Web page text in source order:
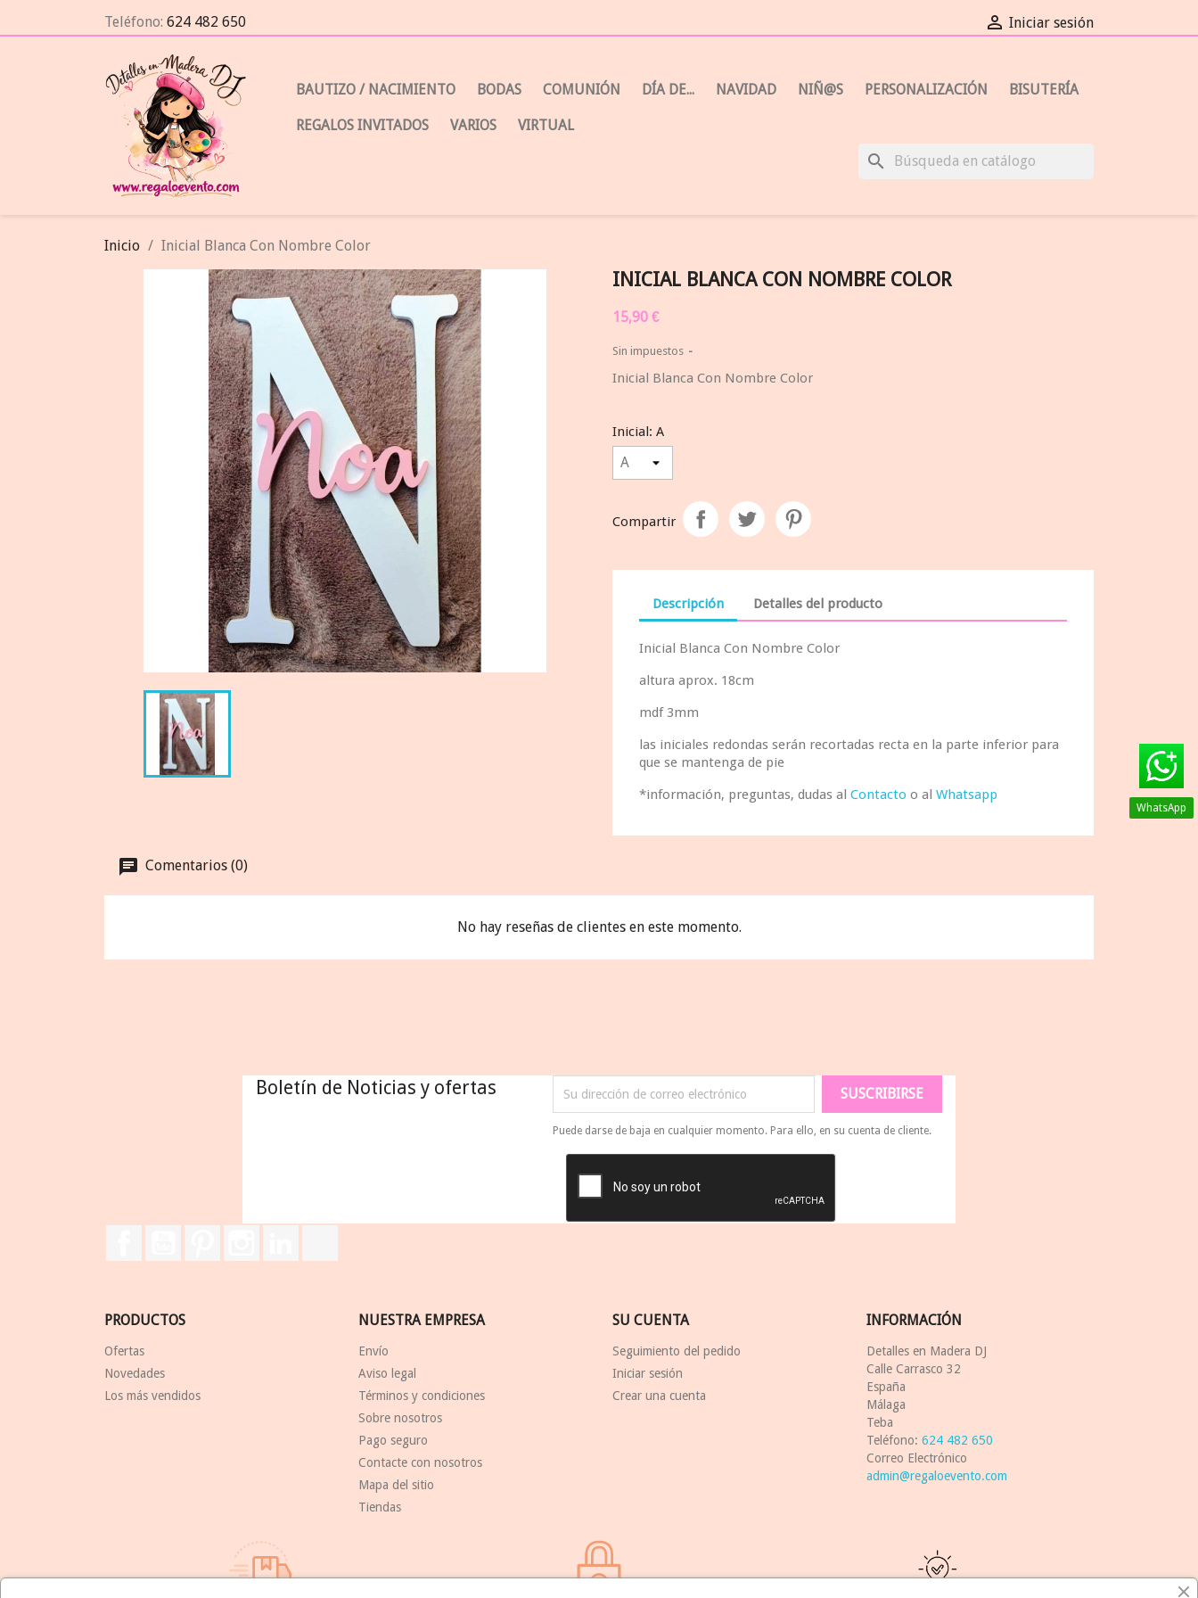
Teléfono: 624 482 650  Iniciar sesión
BAUTIZO / NACIMIENTO BODAS COMUNIÓN DÍA DE... NAVIDAD NIÑ@S PERSONALIZACIÓN BISUTERÍA
REGALOS INVITADOS VARIOS VIRTUAL
search
Inicio Inicial Blanca Con Nombre Color
INICIAL BLANCA CON NOMBRE COLOR
15,90 €
Sin impuestos
Inicial Blanca Con Nombre Color
Inicial: A
Compartir
Descripción Detalles del producto
Inicial Blanca Con Nombre Color
altura aprox. 18cm
mdf 3mm
las iniciales redondas serán recortadas recta en la parte inferior para
que se mantenga de pie
*información, preguntas, dudas al Contacto o al Whatsapp
Comentarios (0)
No hay reseñas de clientes en este momento.
Boletín de Noticias y ofertas
Puede darse de baja en cualquier momento. Para ello, en su cuenta de cliente.
PRODUCTOS
Ofertas
Novedades
Los más vendidos
NUESTRA EMPRESA
Envío
Aviso legal
Términos y condiciones
Sobre nosotros
Pago seguro
Contacte con nosotros
Mapa del sitio
Tiendas
SU CUENTA
Seguimiento del pedido
Iniciar sesión
Crear una cuenta
INFORMACIÓN
Detalles en Madera DJ
Calle Carrasco 32
España
Málaga
Teba
Teléfono: 624 482 650
Correo Electrónico
admin@regaloevento.com
WhatsApp